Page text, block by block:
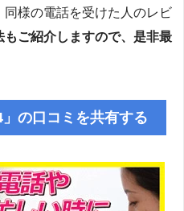
様の電話を受けた人のレビ
もご紹介しますので、是非最
の口コミを共有する